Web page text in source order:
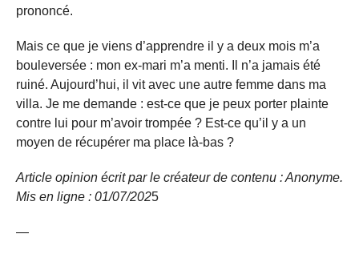
prononcé.
Mais ce que je viens d’apprendre il y a deux mois m’a
bouleversée : mon ex-mari m’a menti. Il n’a jamais été
ruiné. Aujourd’hui, il vit avec une autre femme dans ma
villa. Je me demande : est-ce que je peux porter plainte
contre lui pour m’avoir trompée ? Est-ce qu’il y a un
moyen de récupérer ma place là-bas ?
Article opinion écrit par le créateur de contenu : Anonyme.
Mis en ligne : 01/07/2025
—